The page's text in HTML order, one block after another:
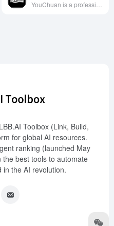
Toolbox (Link, Build,
for global AI resources.
ranking (launched May
best tools to automate
in the AI revolution.